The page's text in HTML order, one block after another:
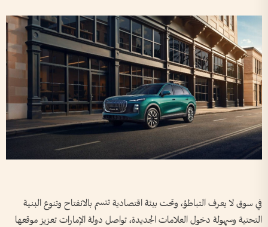
في سوق لا يعرف التباطؤ، وتحت بيئة اقتصادية تتسم بالانفتاح وتنوع البنية
التحتية وسهولة دخول العلامات الجديدة، تواصل دولة الإمارات تعزيز موقعها